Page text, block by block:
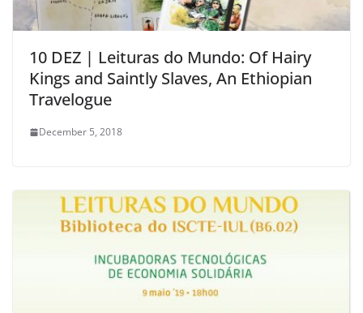
10 DEZ | Leituras do Mundo: Of Hairy
Kings and Saintly Slaves, An Ethiopian
Travelogue
December 5, 2018